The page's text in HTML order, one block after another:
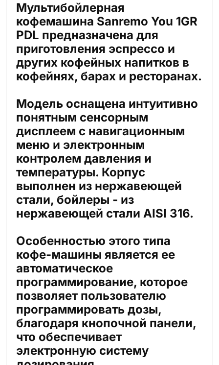
Мультибойлерная
кофемашина Sanremo You 1GR
PDL предназначена для
приготовления эспрессо и
других кофейных напитков в
кофейнях, барах и ресторанах.
Модель оснащена интуитивно
понятным сенсорным
дисплеем с навигационным
меню и электронным
контролем давления и
температуры. Корпус
выполнен из нержавеющей
стали, бойлеры - из
нержавеющей стали AISI 316.
Особенностью этого типа
кофе-машины является ее
автоматическое
программирование, которое
позволяет пользователю
программировать дозы,
благодаря кнопочной панели,
что обеспечивает
электронную систему